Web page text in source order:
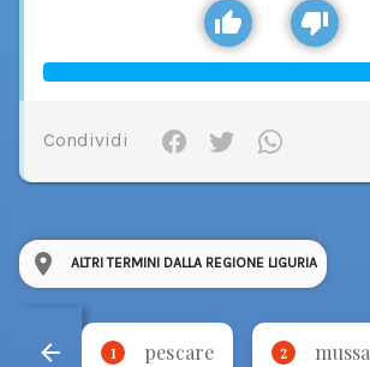
Condividi
ALTRI TERMINI DALLA REGIONE LIGURIA
1 pescare 2 mussa